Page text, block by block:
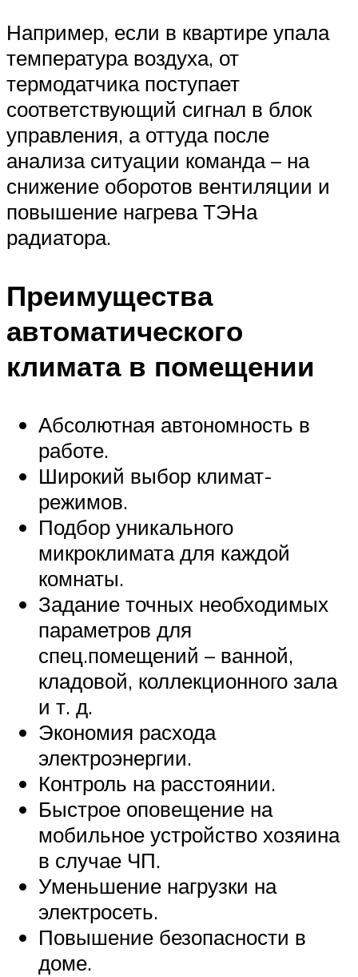
Например, если в квартире упала
температура воздуха, от
термодатчика поступает
соответствующий сигнал в блок
управления, а оттуда после
анализа ситуации команда – на
снижение оборотов вентиляции и
повышение нагрева ТЭНа
радиатора.
Преимущества
автоматического
климата в помещении
Абсолютная автономность в
работе.
Широкий выбор климат-
режимов.
Подбор уникального
микроклимата для каждой
комнаты.
Задание точных необходимых
параметров для
спец.помещений – ванной,
кладовой, коллекционного зала
и т. д.
Экономия расхода
электроэнергии.
Контроль на расстоянии.
Быстрое оповещение на
мобильное устройство хозяина
в случае ЧП.
Уменьшение нагрузки на
электросеть.
Повышение безопасности в
доме.